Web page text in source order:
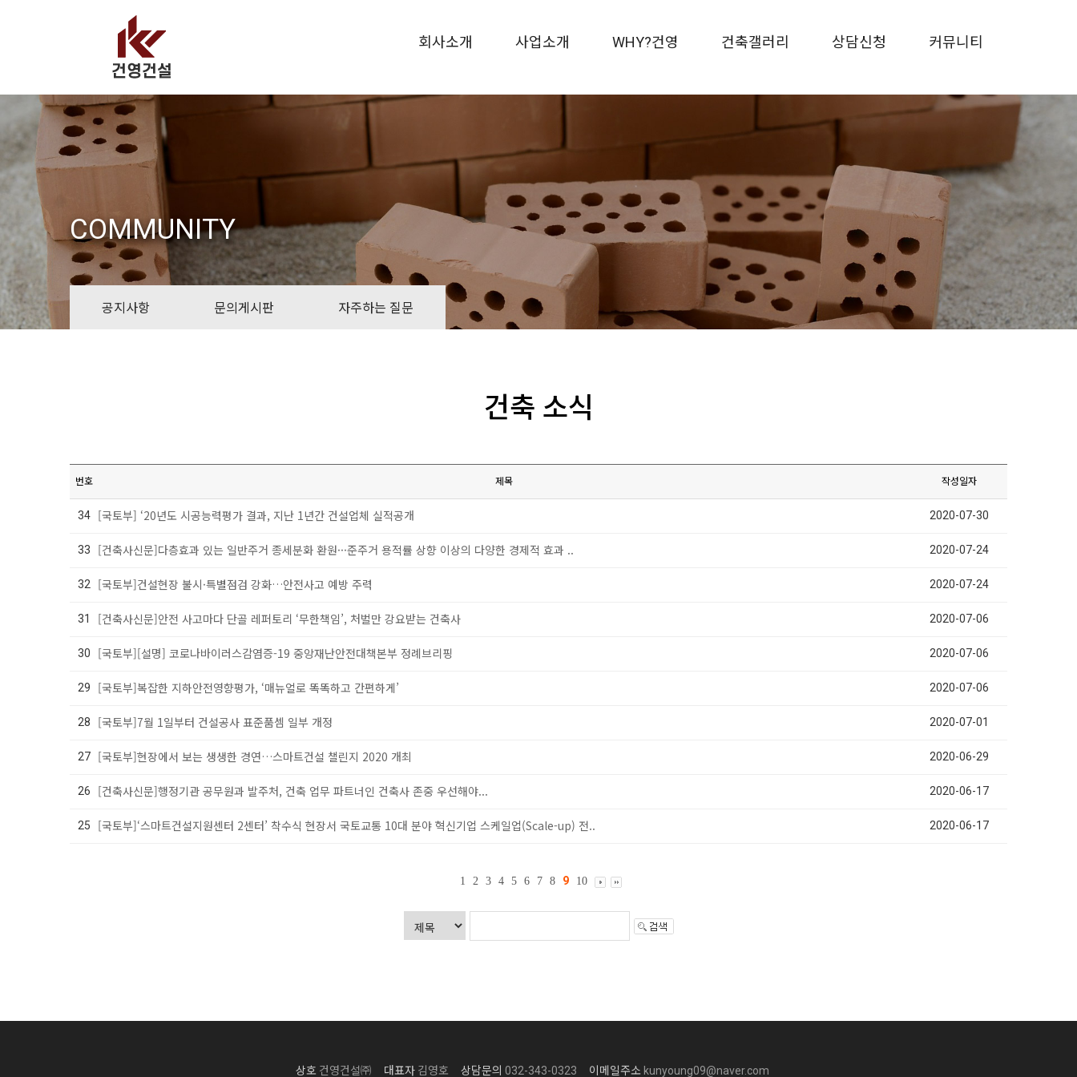
회사소개 사업소개 WHY?건영 건축갤러리 상담신청 커뮤니티
COMMUNITY
공지사항 문의게시판 자주하는 질문
건축 소식
번호 제목 작성일자
34 [국토부] ‘20년도 시공능력평가 결과, 지난 1년간 건설업체 실적공개 2020-07-30
33 [건축사신문]다층효과 있는 일반주거 종세분화 환원···준주거 용적률 상향 이상의 다양한 경제적 효과 .. 2020-07-24
32 [국토부]건설현장 불시·특별점검 강화…안전사고 예방 주력 2020-07-24
31 [건축사신문]안전 사고마다 단골 레퍼토리 ‘무한책임’, 처벌만 강요받는 건축사 2020-07-06
30 [국토부][설명] 코로나바이러스감염증-19 중앙재난안전대책본부 정례브리핑 2020-07-06
29 [국토부]복잡한 지하안전영향평가, ‘매뉴얼로 똑똑하고 간편하게’ 2020-07-06
28 [국토부]7월 1일부터 건설공사 표준품셈 일부 개정 2020-07-01
27 [국토부]현장에서 보는 생생한 경연…스마트건설 챌린지 2020 개최 2020-06-29
26 [건축사신문]행정기관 공무원과 발주처, 건축 업무 파트너인 건축사 존중 우선해야... 2020-06-17
25 [국토부]‘스마트건설지원센터 2센터’ 착수식 현장서 국토교통 10대 분야 혁신기업 스케일업(Scale-up) 전.. 2020-06-17
1 2 3 4 5 6 7 8 9 10
상호 건영건설㈜ 대표자 김영호 상담문의 032-343-0323 이메일주소 kunyoung09@naver.com